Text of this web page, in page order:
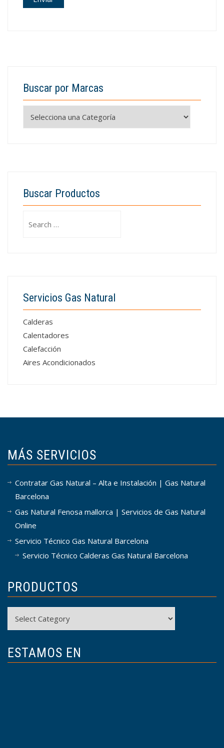
Buscar por Marcas
Buscar Productos
for:
Servicios Gas Natural
Calderas
Calentadores
Calefacción
Aires Acondicionados
MÁS SERVICIOS
Contratar Gas Natural – Alta e Instalación | Gas Natural
Barcelona
Gas Natural Fenosa mallorca | Servicios de Gas Natural
Online
Servicio Técnico Gas Natural Barcelona
Servicio Técnico Calderas Gas Natural Barcelona
PRODUCTOS
ESTAMOS EN